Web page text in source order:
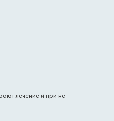
лечение и при не